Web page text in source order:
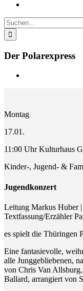
Suche
nach:
Der Polarexpress
Montag
17.01.
11:00 Uhr Kulturhaus
Kinder-, Jugend- &
Jugendkonzert
Leitung Markus Huber
Textfassung/Erzähler
es spielt die Thüringen
Eine fantasievolle,
alle Junggebliebenen,
von Chris Van
Ballard, arrangiert von